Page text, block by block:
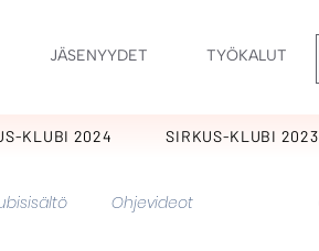
JÄSENYYDET TYÖKALUT
KLUBI 2024 SIRKUS-KLUBI 2023
Ohjevideot